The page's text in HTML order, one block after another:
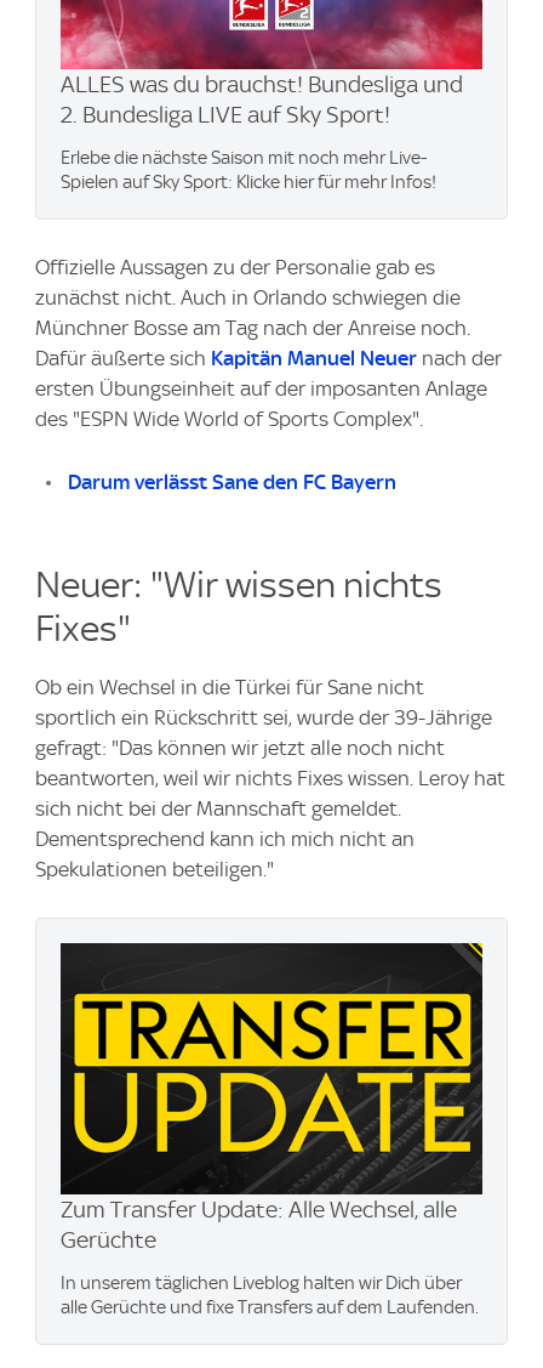
ALLES was du brauchst! Bundesliga und
2. Bundesliga LIVE auf Sky Sport!
Erlebe die nächste Saison mit noch mehr Live-
Spielen auf Sky Sport: Klicke hier für mehr Infos!
Offizielle Aussagen zu der Personalie gab es
zunächst nicht. Auch in Orlando schwiegen die
Münchner Bosse am Tag nach der Anreise noch.
Dafür äußerte sich Kapitän Manuel Neuer nach der
ersten Übungseinheit auf der imposanten Anlage
des "ESPN Wide World of Sports Complex".
Darum verlässt Sane den FC Bayern
Neuer: "Wir wissen nichts
Fixes"
Ob ein Wechsel in die Türkei für Sane nicht
sportlich ein Rückschritt sei, wurde der 39-Jährige
gefragt: "Das können wir jetzt alle noch nicht
beantworten, weil wir nichts Fixes wissen. Leroy hat
sich nicht bei der Mannschaft gemeldet.
Dementsprechend kann ich mich nicht an
Spekulationen beteiligen."
Zum Transfer Update: Alle Wechsel, alle
Gerüchte
In unserem täglichen Liveblog halten wir Dich über
alle Gerüchte und fixe Transfers auf dem Laufenden.